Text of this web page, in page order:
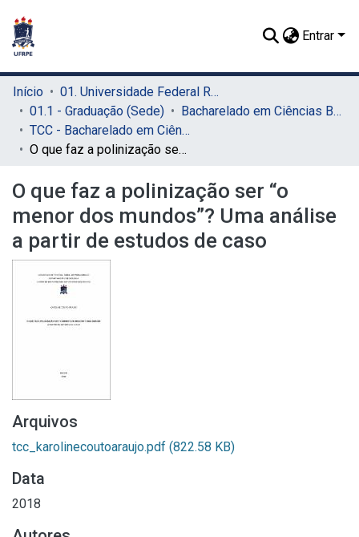
Entrar
Início
01. Universidade Federal Rural de Pernambuco - UFRPE (Sede)
01.1 - Graduação (Sede)
Bacharelado em Ciências Biológicas (Sede)
TCC - Bacharelado em Ciências Biológicas (Sede)
O que faz a polinização ser “o menor dos mundos”? Uma análise a partir de estudos de caso
O que faz a polinização ser “o
menor dos mundos”? Uma análise
a partir de estudos de caso
Arquivos
tcc_karolinecoutoaraujo.pdf (822.58 KB)
Data
2018